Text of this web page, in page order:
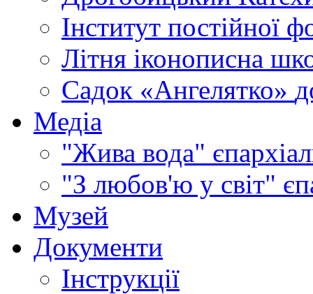
Інститут постійної
Літня іконописна
Садок «Ангелятко»
Медіа
"Жива вода"
"З любов'ю у світ"
Музей
Документи
Інструкції